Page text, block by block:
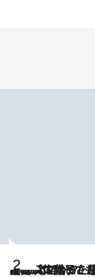
2026.8.5
【阿川佐和子さんの年とる力】なぜ70代で始めた趣味は“こんなに楽しい”のか？ ピアノ、俳句…スランプに陥っても続けられる“ある秘訣”とは